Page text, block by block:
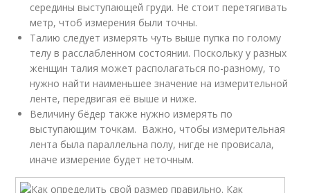
середины выступающей груди. Не стоит перетягивать
метр, чтоб измерения были точны.
Талию следует измерять чуть выше пупка по голому
телу в расслабленном состоянии. Поскольку у разных
женщин талия может располагаться по-разному, то
нужно найти наименьшее значение на измерительной
ленте, передвигая её выше и ниже.
Величину бёдер также нужно измерять по
выступающим точкам. Важно, чтобы измерительная
лента была параллельна полу, нигде не провисала,
иначе измерение будет неточным.